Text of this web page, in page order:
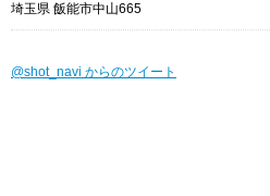
埼玉県 飯能市中山665
@shot_navi からのツイート